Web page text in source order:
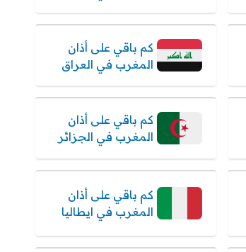
كم باقي على أذان
المغرب في العراق
كم باقي على أذان
المغرب في الجزائر
كم باقي على أذان
المغرب في ايطاليا